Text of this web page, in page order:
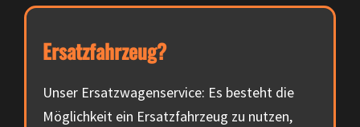
Ersatzfahrzeug?
Unser Ersatzwagenservice: Es besteht die
Möglichkeit ein Ersatzfahrzeug zu nutzen,